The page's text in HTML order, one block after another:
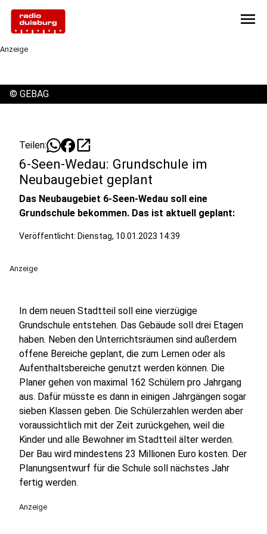
menu
Anzeige
© GEBAG
Teilen: open_in_new
6-Seen-Wedau: Grundschule im
Neubaugebiet geplant
Das Neubaugebiet 6-Seen-Wedau soll eine
Grundschule bekommen. Das ist aktuell geplant:
Veröffentlicht: Dienstag, 10.01.2023 14:39
Anzeige
In dem neuen Stadtteil soll eine vierzügige
Grundschule entstehen. Das Gebäude soll drei Etagen
haben. Neben den Unterrichtsräumen sind außerdem
offene Bereiche geplant, die zum Lernen oder als
Aufenthaltsbereiche genutzt werden können. Die
Planer gehen von maximal 162 Schülern pro Jahrgang
aus. Dafür müsste es dann in einigen Jahrgängen sogar
sieben Klassen geben. Die Schülerzahlen werden aber
voraussichtlich mit der Zeit zurückgehen, weil die
Kinder und alle Bewohner im Stadtteil älter werden.
Der Bau wird mindestens 23 Millionen Euro kosten. Der
Planungsentwurf für die Schule soll nächstes Jahr
fertig werden.
Anzeige